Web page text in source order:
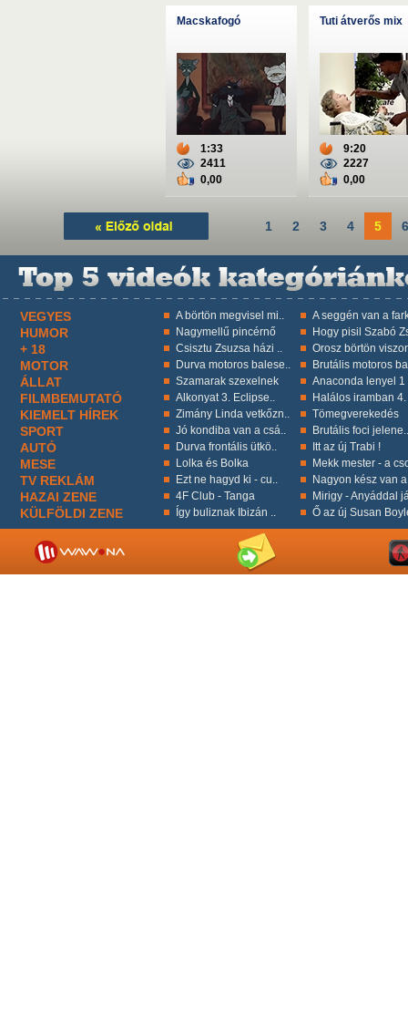
Macskafogó
1:33
2411
0,00
Tuti átverős mix
9:20
2227
0,00
1 2 3 4 5 6
VEGYES A börtön megvisel mi.. A seggén van a
HUMOR Nagymellű pincérnő Hogy pisil Szabó
+ 18 Csisztu Zsuzsa házi .. Orosz börtön
MOTOR Durva motoros balese.. Brutális motoros
ÁLLAT Szamarak szexelnek Anaconda lenyel 1
FILMBEMUTATÓ Alkonyat 3. Eclipse.. Halálos iramban 4.
KIEMELT HÍREK Zimány Linda vetkőzn.. Tömegverekedés
SPORT Jó kondiba van a csá.. Brutális foci jelene..
AUTÓ Durva frontális ütkö.. Itt az új Trabi !
MESE Lolka és Bolka Mekk mester - a
TV REKLÁM Ezt ne hagyd ki - cu.. Nagyon kész van
HAZAI ZENE 4F Club - Tanga Mirigy - Anyáddal
KÜLFÖLDI ZENE Így buliznak Ibizán .. Ő az új Susan